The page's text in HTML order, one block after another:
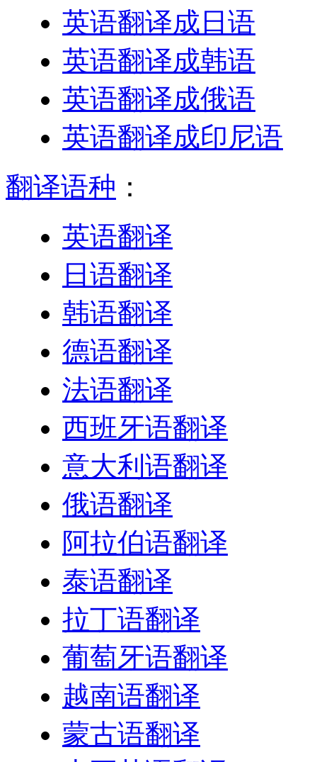
英语翻译成日语
英语翻译成韩语
英语翻译成俄语
英语翻译成印尼语
翻译语种 ：
英语翻译
日语翻译
韩语翻译
德语翻译
法语翻译
西班牙语翻译
意大利语翻译
俄语翻译
阿拉伯语翻译
泰语翻译
拉丁语翻译
葡萄牙语翻译
越南语翻译
蒙古语翻译